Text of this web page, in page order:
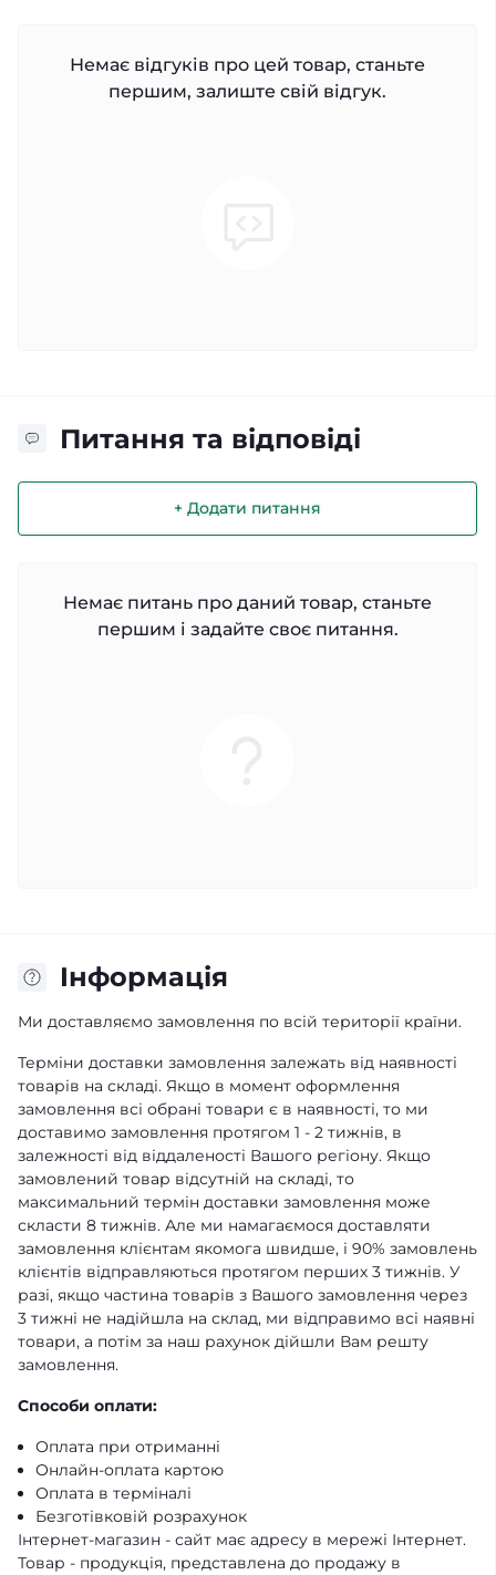
Немає відгуків про цей товар, станьте
першим, залиште свій відгук.
Питання та відповіді
+ Додати питання
Немає питань про даний товар, станьте
першим і задайте своє питання.
Iнформація
Ми доставляємо замовлення по всій території країни.
Терміни доставки замовлення залежать від наявності
товарів на складі. Якщо в момент оформлення
замовлення всі обрані товари є в наявності, то ми
доставимо замовлення протягом 1 - 2 тижнів, в
залежності від віддаленості Вашого регіону. Якщо
замовлений товар відсутній на складі, то
максимальний термін доставки замовлення може
скласти 8 тижнів. Але ми намагаємося доставляти
замовлення клієнтам якомога швидше, і 90% замовлень
клієнтів відправляються протягом перших 3 тижнів. У
разі, якщо частина товарів з Вашого замовлення через
3 тижні не надійшла на склад, ми відправимо всі наявні
товари, а потім за наш рахунок дійшли Вам решту
замовлення.
Способи оплати:
Оплата при отриманні
Онлайн-оплата картою
Оплата в терміналі
Безготівковій розрахунок
Інтернет-магазин - сайт має адресу в мережі Інтернет.
Товар - продукція, представлена ​​до продажу в